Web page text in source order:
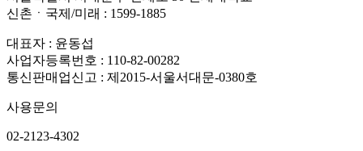
신촌ㆍ국제/미래 : 1599-1885
대표자 : 윤동섭
사업자등록번호 : 110-82-00282
통신판매업신고 : 제2015-서울서대문-0380호
사용문의
02-2123-4302